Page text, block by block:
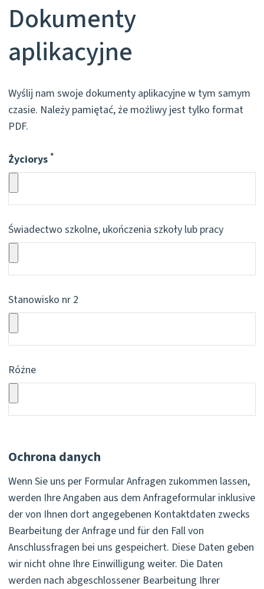
Dokumenty
aplikacyjne
Wyślij nam swoje dokumenty aplikacyjne w tym samym
czasie. Należy pamiętać, że możliwy jest tylko format
PDF.
Życiorys *
Pflichtfeld
Świadectwo szkolne, ukończenia szkoły lub pracy
Stanowisko nr 2
Różne
Ochrona danych
Wenn Sie uns per Formular Anfragen zukommen lassen,
werden Ihre Angaben aus dem Anfrageformular inklusive
der von Ihnen dort angegebenen Kontaktdaten zwecks
Bearbeitung der Anfrage und für den Fall von
Anschlussfragen bei uns gespeichert. Diese Daten geben
wir nicht ohne Ihre Einwilligung weiter. Die Daten
werden nach abgeschlossener Bearbeitung Ihrer